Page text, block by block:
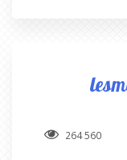
264 560